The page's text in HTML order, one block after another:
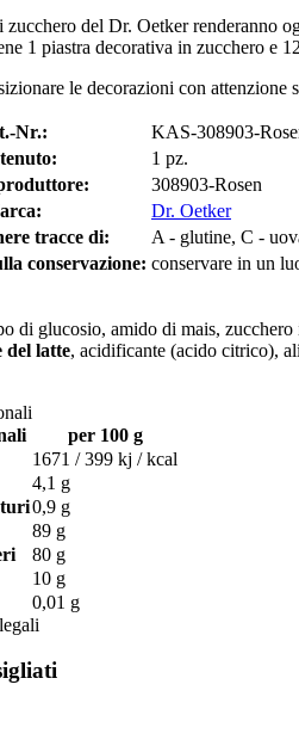
del Dr. Oetker renderanno
1 piastra decorativa in zucchero e
le decorazioni con attenzione
Nr.:
KAS-308903-
1 pz.
308903-Rosen
Dr. Oetker
tracce di:
A - glutine, C -
conservazione: conservare in un
di glucosio, amido di mais,
​​del latte, acidificante (acido citrico),
per 100 g
1671 / 399 kj / kcal
4,1 g
0,9 g
89 g
80 g
10 g
0,01 g